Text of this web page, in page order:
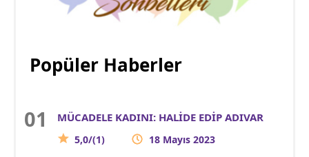
Popüler Haberler
MÜCADELE KADINI: HALİDE EDİP ADIVAR
5,0/(1) 18 Mayıs 2023